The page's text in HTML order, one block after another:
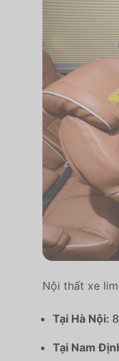
Nội thất xe
Tại Hà Nội:
Tại Nam